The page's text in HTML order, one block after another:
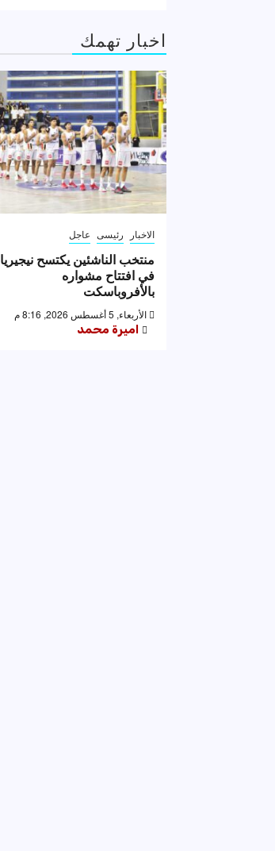
اخبار تهمك
الاخبار رئيسى عاجل
منتخب الناشئين يكتسح نيجيريا
في افتتاح مشواره
بالأفروباسكت
الأربعاء, 5 أغسطس 2026, 8:16 م
اميرة محمد